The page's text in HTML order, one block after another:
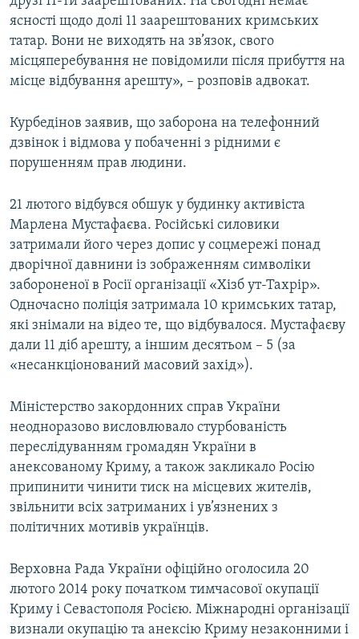
ясності щодо долі 11 заарештованих кримських
татар. Вони не виходять на зв’язок, свого
місцяперебування не повідомили після прибуття на
місце відбування арешту», – розповів адвокат.
Курбедінов заявив, що заборона на телефонний
дзвінок і відмова у побаченні з рідними є
порушенням прав людини.
21 лютого відбувся обшук у будинку активіста
Марлена Мустафаєва. Російські силовики
затримали його через допис у соцмережі понад
дворічної давнини із зображенням символіки
забороненої в Росії організації «Хізб ут-Тахрір».
Одночасно поліція затримала 10 кримських татар,
які знімали на відео те, що відбувалося. Мустафаєву
дали 11 діб арешту, а іншим десятьом – 5 (за
«несанкціонований масовий захід»).
Міністерство закордонних справ України
неодноразово висловлювало стурбованість
переслідуванням громадян України в
анексованому Криму, а також закликало Росію
припинити чинити тиск на місцевих жителів,
звільнити всіх затриманих і ув’язнених з
політичних мотивів українців.
Верховна Рада України офіційно оголосила 20
лютого 2014 року початком тимчасової окупації
Криму і Севастополя Росією. Міжнародні організації
визнали окупацію та анексію Криму незаконними і